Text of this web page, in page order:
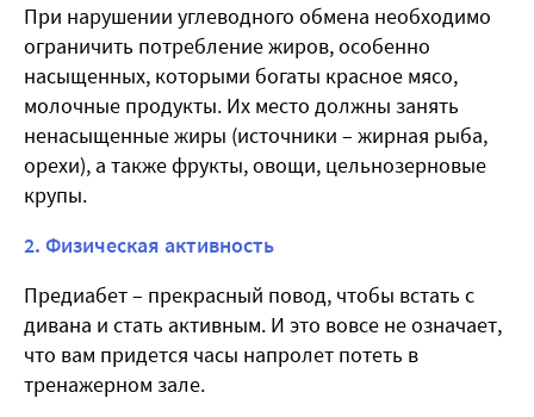
При нарушении углеводного обмена необходимо
ограничить потребление жиров, особенно
насыщенных, которыми богаты красное мясо,
молочные продукты. Их место должны занять
ненасыщенные жиры (источники – жирная рыба,
орехи), а также фрукты, овощи, цельнозерновые
крупы.
2. Физическая активность
Предиабет – прекрасный повод, чтобы встать с
дивана и стать активным. И это вовсе не означает,
что вам придется часы напролет потеть в
тренажерном зале.